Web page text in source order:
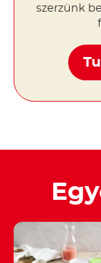
szerzünk